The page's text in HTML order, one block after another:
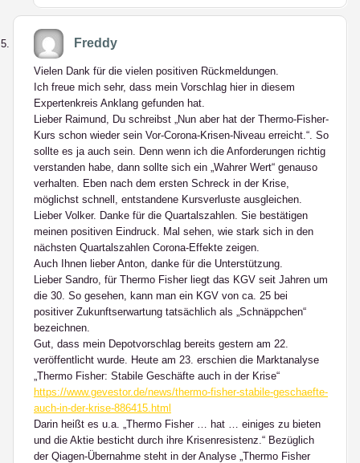
Freddy
Vielen Dank für die vielen positiven Rückmeldungen.
Ich freue mich sehr, dass mein Vorschlag hier in diesem
Expertenkreis Anklang gefunden hat.
Lieber Raimund, Du schreibst „Nun aber hat der Thermo-Fisher-
Kurs schon wieder sein Vor-Corona-Krisen-Niveau erreicht.“. So
sollte es ja auch sein. Denn wenn ich die Anforderungen richtig
verstanden habe, dann sollte sich ein „Wahrer Wert“ genauso
verhalten. Eben nach dem ersten Schreck in der Krise,
möglichst schnell, entstandene Kursverluste ausgleichen.
Lieber Volker. Danke für die Quartalszahlen. Sie bestätigen
meinen positiven Eindruck. Mal sehen, wie stark sich in den
nächsten Quartalszahlen Corona-Effekte zeigen.
Auch Ihnen lieber Anton, danke für die Unterstützung.
Lieber Sandro, für Thermo Fisher liegt das KGV seit Jahren um
die 30. So gesehen, kann man ein KGV von ca. 25 bei
positiver Zukunftserwartung tatsächlich als „Schnäppchen“
bezeichnen.
Gut, dass mein Depotvorschlag bereits gestern am 22.
veröffentlicht wurde. Heute am 23. erschien die Marktanalyse
„Thermo Fisher: Stabile Geschäfte auch in der Krise“
https://www.gevestor.de/news/thermo-fisher-stabile-geschaefte-
auch-in-der-krise-886415.html
Darin heißt es u.a. „Thermo Fisher … hat … einiges zu bieten
und die Aktie besticht durch ihre Krisenresistenz.“ Bezüglich
der Qiagen-Übernahme steht in der Analyse „Thermo Fisher